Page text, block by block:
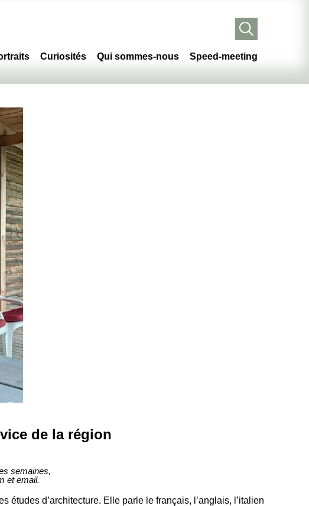
Curiosités Qui sommes-nous Speed-meeting
de la région
semaines,
et email.
études d’architecture. Elle parle le français, l’anglais, l’italien